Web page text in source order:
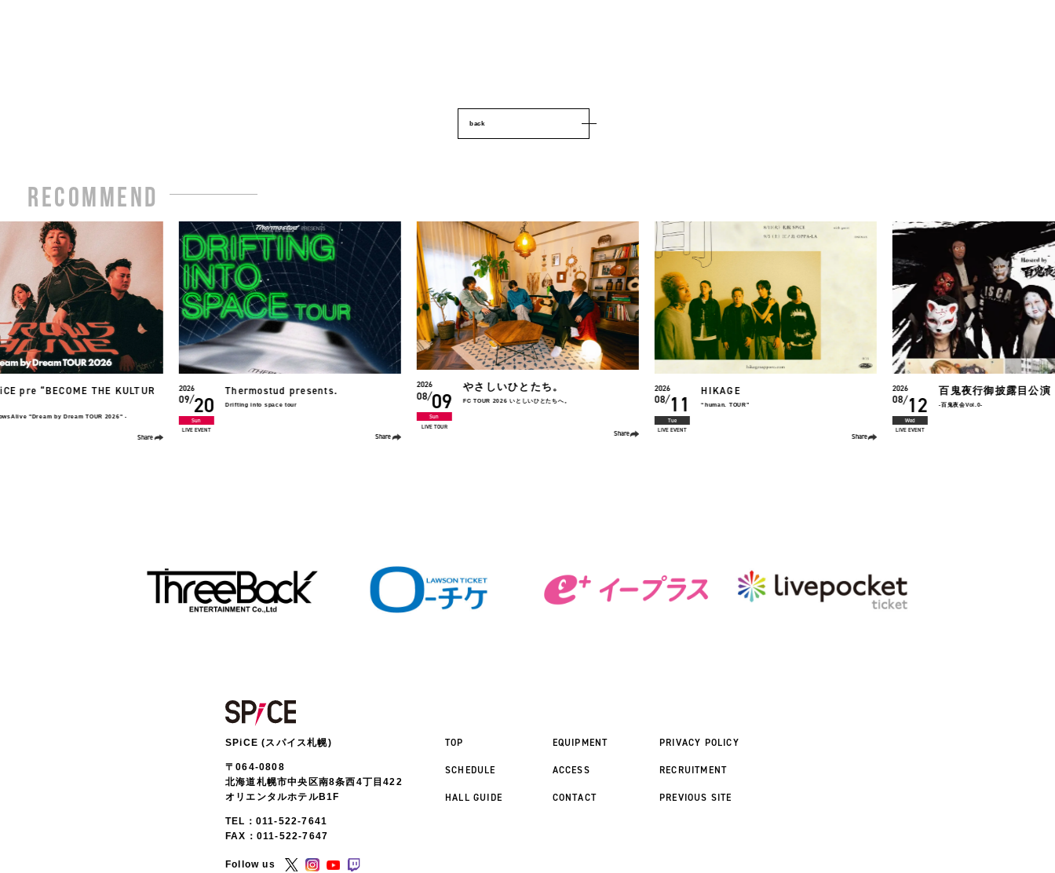
back
RECOMMEND
presents.
Share
2026
08 09
Sun
LIVE TOUR
やさしいひとたち。
Share
2026
08 11
Tue
LIVE EVENT
HIKAGE
“human. TOUR”
Share
2026
08 12
Wed
LIVE EVENT
百鬼夜行御披露目公演
-百鬼夜会Vol.0-
Share
2026
08 22
Sat
椎名慶治
SPiCE (スパイス札幌)
〒064-0808
北海道札幌市中央区南8条西4丁目422
オリエンタルホテルB1F
TEL： 011-522-7641
FAX：011-522-7647
Follow us
TOP
SCHEDULE
HALL GUIDE
EQUIPMENT
ACCESS
CONTACT
PRIVACY POLICY
RECRUITMENT
PREVIOUS SITE